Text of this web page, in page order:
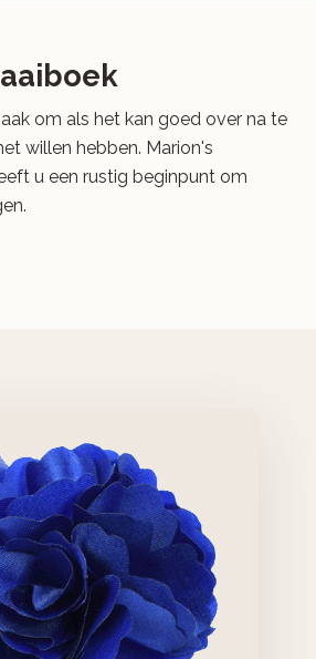
om als het kan goed over na te
willen hebben. Marion's
u een rustig beginpunt om